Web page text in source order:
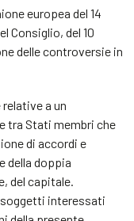
europea del 14
Consiglio, del 10
delle controversie in
a un
tra Stati membri che
di accordi e
della doppia
del capitale.
interessati